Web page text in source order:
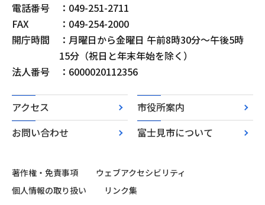
電話番号
：049-251-2711
FAX
：049-254-2000
開庁時間
：月曜日から金曜日 午前8時30分～午後5時
15分（祝日と年末年始を除く）
法人番号
：6000020112356
アクセス
市役所案内
お問い合わせ
富士見市について
著作権・免責事項
ウェブアクセシビリティ
個人情報の取り扱い
リンク集